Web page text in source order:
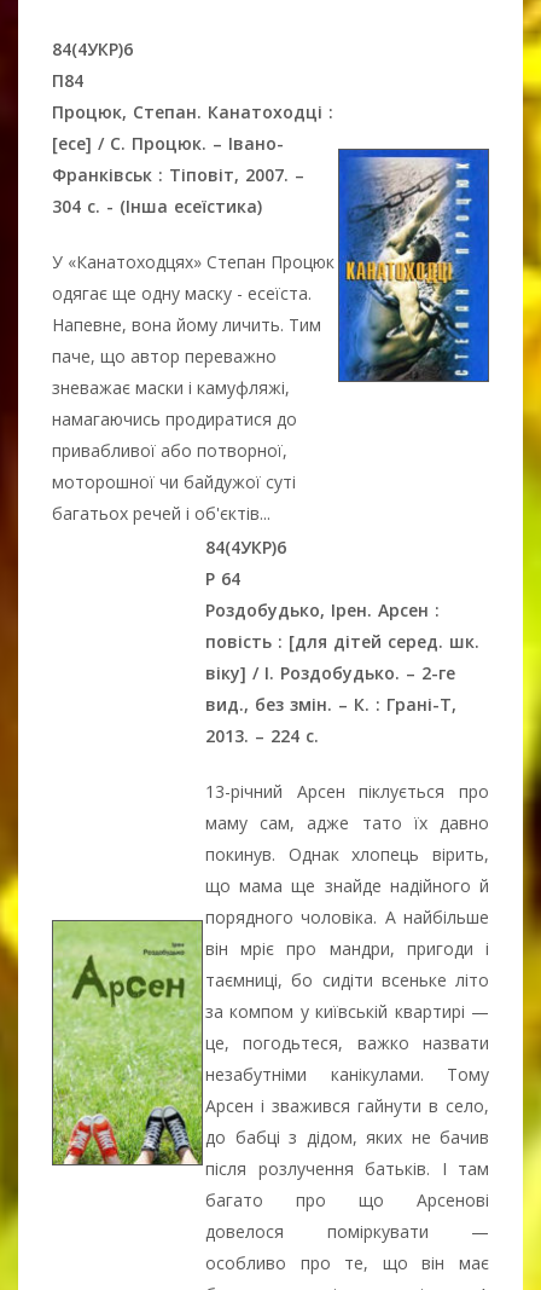
84(4УКР)6
П84
Процюк, Степан. Канатоходці :
[есе] / С. Процюк. – Івано-
Франківськ : Тіповіт, 2007. –
304 с. - (Інша есеїстика)
У «Канатоходцях» Степан Процюк
одягає ще одну маску - есеїста.
Напевне, вона йому личить. Тим
паче, що автор переважно
зневажає маски і камуфляжі,
намагаючись продиратися до
привабливої або потворної,
моторошної чи байдужої суті
багатьох речей і об'єктів...
84(4УКР)6
Р 64
Роздобудько, Ірен. Арсен :
повість : [для дітей серед. шк.
віку] / І. Роздобудько. – 2-ге
вид., без змін. – К. : Грані-Т,
2013. – 224 с.
13-річний Арсен піклується про
маму сам, адже тато їх давно
покинув. Однак хлопець вірить,
що мама ще знайде надійного й
порядного чоловіка. А найбільше
він мріє про мандри, пригоди і
таємниці, бо сидіти всеньке літо
за компом у київській квартирі —
це, погодьтеся, важко назвати
незабутніми канікулами. Тому
Арсен і зважився гайнути в село,
до бабці з дідом, яких не бачив
після розлучення батьків. І там
багато про що Арсенові
довелося поміркувати —
особливо про те, що він має